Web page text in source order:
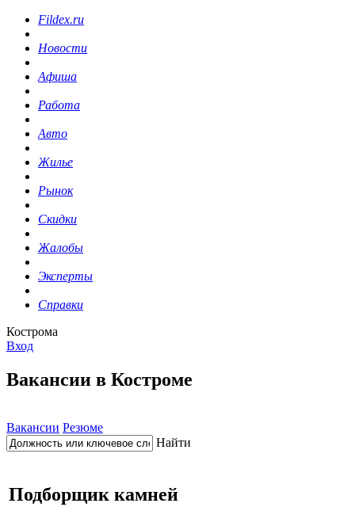
Fildex.ru
Новости
Афиша
Работа
Авто
Жилье
Рынок
Скидки
Жалобы
Эксперты
Справки
Кострома
Вход
Вакансии в Костроме
Вакансии Резюме
Найти
Подборщик камней